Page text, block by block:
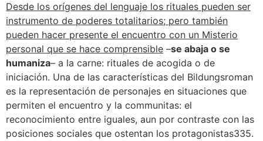
Desde los orígenes del lenguaje los rituales pueden ser
instrumento de poderes totalitarios; pero también
pueden hacer presente el encuentro con un Misterio
personal que se hace comprensible –se abaja o se
humaniza– a la carne: rituales de acogida o de
iniciación. Una de las características del Bildungsroman
es la representación de personajes en situaciones que
permiten el encuentro y la communitas: el
reconocimiento entre iguales, aun por contraste con las
posiciones sociales que ostentan los protagonistas335.